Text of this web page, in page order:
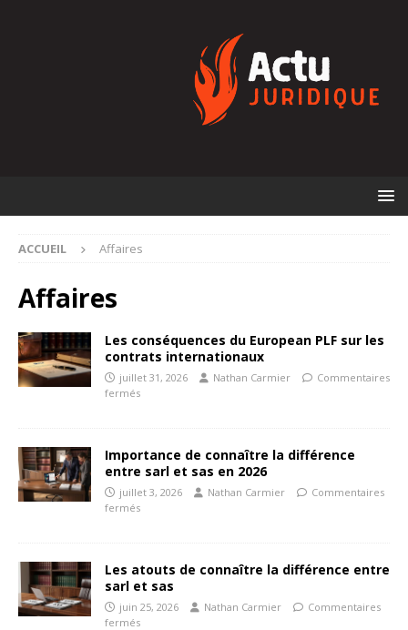
ACCUEIL Affaires
Affaires
Les conséquences du European PLF sur les
contrats internationaux
juillet 31, 2026 Nathan Carmier
Commentaires
fermés
Importance de connaître la différence
entre sarl et sas en 2026
juillet 3, 2026 Nathan Carmier
Commentaires
fermés
Les atouts de connaître la différence entre
sarl et sas
juin 25, 2026 Nathan Carmier
Commentaires
fermés